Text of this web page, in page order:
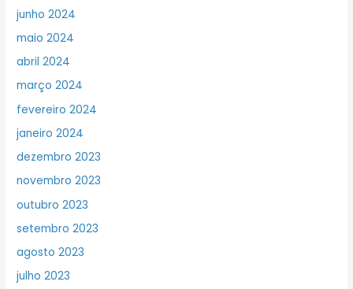
junho 2024
maio 2024
abril 2024
março 2024
fevereiro 2024
janeiro 2024
dezembro 2023
novembro 2023
outubro 2023
setembro 2023
agosto 2023
julho 2023